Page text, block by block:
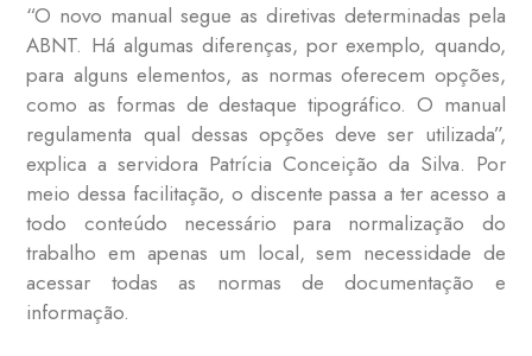
“O novo manual segue as diretivas determinadas pela
ABNT. Há algumas diferenças, por exemplo, quando,
para alguns elementos, as normas oferecem opções,
como as formas de destaque tipográfico. O manual
regulamenta qual dessas opções deve ser utilizada”,
explica a servidora Patrícia Conceição da Silva. Por
meio dessa facilitação, o discente passa a ter acesso a
todo conteúdo necessário para normalização do
trabalho em apenas um local, sem necessidade de
acessar todas as normas de documentação e
informação.